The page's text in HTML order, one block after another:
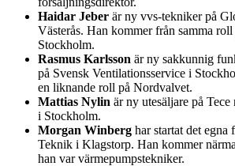
Haidar Jeber är ny vvs-tekniker på
Västerås. Han kommer från samma
Stockholm.
Rasmus Karlsson är ny sakkunnig
på Svensk Ventilationsservice i
en liknande roll på Nordvalvet.
Mattias Nylin är ny utesäljare på
i Stockholm.
Morgan Winberg har startat det egna
Teknik i Klagstorp. Han kommer
han var värmepumpstekniker.